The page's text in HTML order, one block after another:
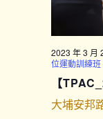
2023 年 3 月
位運動訓練班
【
大埔安邦